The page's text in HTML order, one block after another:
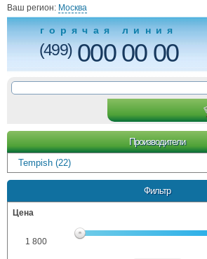
Ваш регион: Москва
горячая линия
(499)000 00 00
Производители
Tempish (22)
Фильтр
Цена
1 800